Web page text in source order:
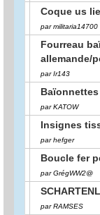
Coque us
par militaria14700
Fourreau
allemande/
par Ir143
Baïonnettes
par KATOW
Insignes
par hefger
Boucle fer
par GrégWW2@
par RAMSES